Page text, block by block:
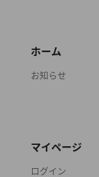
ホーム
お知らせ
マイページ
ログイン